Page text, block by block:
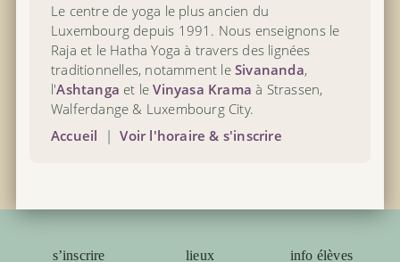
Le centre de yoga le plus ancien du
Luxembourg depuis 1991. Nous enseignons le
Raja et le Hatha Yoga à travers des lignées
traditionnelles, notamment le Sivananda,
l'Ashtanga et leVinyasa Krama à Strassen,
Walferdange & Luxembourg City.
Accueil |Voir l'horaire & s'inscrire
s’inscrire lieux info élèves